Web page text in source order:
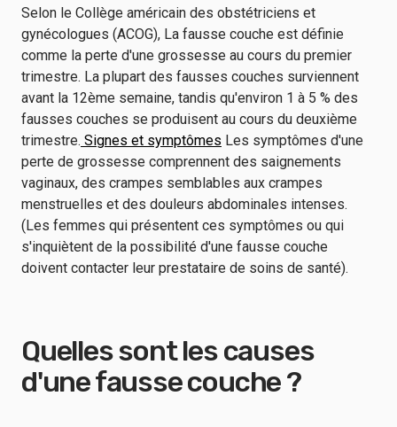
Selon le Collège américain des obstétriciens et
gynécologues (ACOG), La fausse couche est définie
comme la perte d'une grossesse au cours du premier
trimestre. La plupart des fausses couches surviennent
avant la 12ème semaine, tandis qu'environ 1 à 5 % des
fausses couches se produisent au cours du deuxième
trimestre. Signes et symptômes Les symptômes d'une
perte de grossesse comprennent des saignements
vaginaux, des crampes semblables aux crampes
menstruelles et des douleurs abdominales intenses.
(Les femmes qui présentent ces symptômes ou qui
s'inquiètent de la possibilité d'une fausse couche
doivent contacter leur prestataire de soins de santé).
Quelles sont les causes
d'une fausse couche ?